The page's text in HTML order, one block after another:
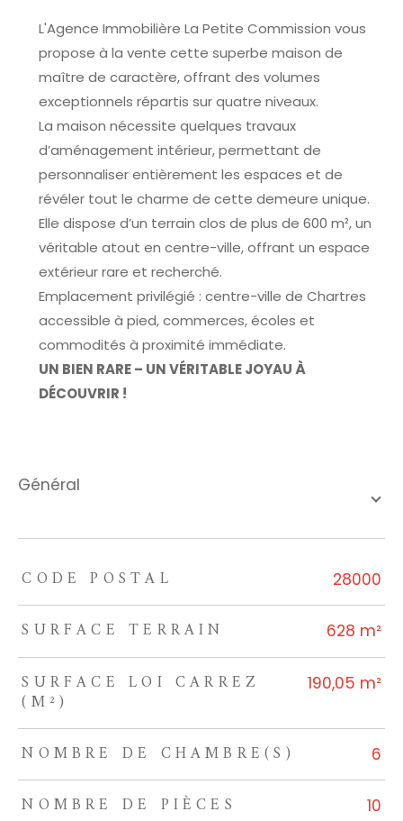
L'Agence Immobilière La Petite Commission vous
propose à la vente cette superbe maison de
maître de caractère, offrant des volumes
exceptionnels répartis sur quatre niveaux.
La maison nécessite quelques travaux
d’aménagement intérieur, permettant de
personnaliser entièrement les espaces et de
révéler tout le charme de cette demeure unique.
Elle dispose d’un terrain clos de plus de 600 m², un
véritable atout en centre-ville, offrant un espace
extérieur rare et recherché.
Emplacement privilégié : centre-ville de Chartres
accessible à pied, commerces, écoles et
commodités à proximité immédiate.
UN BIEN RARE – UN VÉRITABLE JOYAU À
DÉCOUVRIR !
général
TRAD_ZEPHYR_Caracteristique TRAD_ZEPHYR_Valeurs
CODE POSTAL 28000
SURFACE TERRAIN 628 m²
SURFACE LOI CARREZ
(M²)
190,05 m²
NOMBRE DE CHAMBRE(S) 6
NOMBRE DE PIÈCES 10